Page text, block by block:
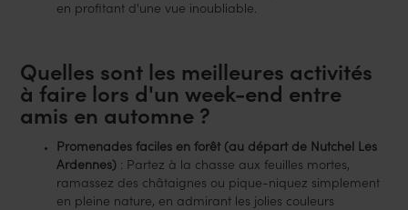
en profitant d'une vue inoubliable.
Quelles sont les meilleures activités
à faire lors d'un week-end entre
amis en automne ?
Promenades faciles en forêt (au départ de Nutchel Les
Ardennes) : Partez à la chasse aux feuilles mortes,
ramassez des châtaignes ou pique-niquez simplement
en pleine nature, en admirant les jolies couleurs